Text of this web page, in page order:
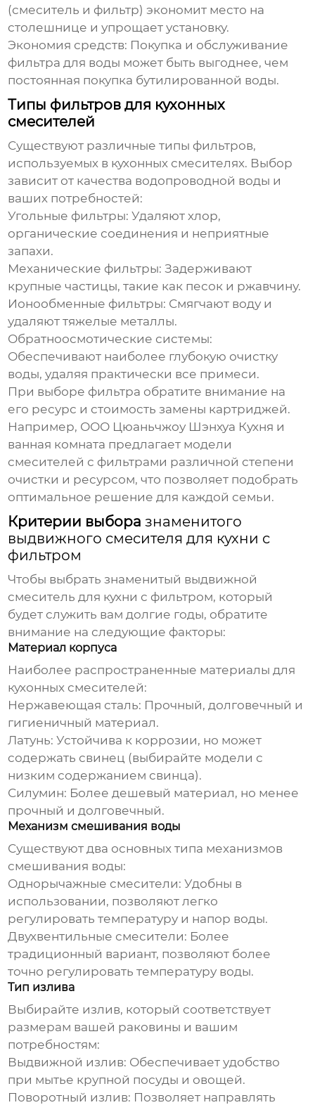
(смеситель и фильтр) экономит место на
столешнице и упрощает установку.
Экономия средств: Покупка и обслуживание
фильтра для воды может быть выгоднее, чем
постоянная покупка бутилированной воды.
Типы фильтров для кухонных
смесителей
Существуют различные типы фильтров,
используемых в кухонных смесителях. Выбор
зависит от качества водопроводной воды и
ваших потребностей:
Угольные фильтры: Удаляют хлор,
органические соединения и неприятные
запахи.
Механические фильтры: Задерживают
крупные частицы, такие как песок и ржавчину.
Ионообменные фильтры: Смягчают воду и
удаляют тяжелые металлы.
Обратноосмотические системы:
Обеспечивают наиболее глубокую очистку
воды, удаляя практически все примеси.
При выборе фильтра обратите внимание на
его ресурс и стоимость замены картриджей.
Например, ООО Цюаньчжоу Шэнхуа Кухня и
ванная комната предлагает модели
смесителей с фильтрами различной степени
очистки и ресурсом, что позволяет подобрать
оптимальное решение для каждой семьи.
Критерии выборазнаменитого
выдвижного смесителя для кухни с
фильтром
Чтобы выбратьзнаменитый выдвижной
смеситель для кухни с фильтром, который
будет служить вам долгие годы, обратите
внимание на следующие факторы:
Материал корпуса
Наиболее распространенные материалы для
кухонных смесителей:
Нержавеющая сталь: Прочный, долговечный и
гигиеничный материал.
Латунь: Устойчива к коррозии, но может
содержать свинец (выбирайте модели с
низким содержанием свинца).
Силумин: Более дешевый материал, но менее
прочный и долговечный.
Механизм смешивания воды
Существуют два основных типа механизмов
смешивания воды:
Однорычажные смесители: Удобны в
использовании, позволяют легко
регулировать температуру и напор воды.
Двухвентильные смесители: Более
традиционный вариант, позволяют более
точно регулировать температуру воды.
Тип излива
Выбирайте излив, который соответствует
размерам вашей раковины и вашим
потребностям:
Выдвижной излив: Обеспечивает удобство
при мытье крупной посуды и овощей.
Поворотный излив: Позволяет направлять